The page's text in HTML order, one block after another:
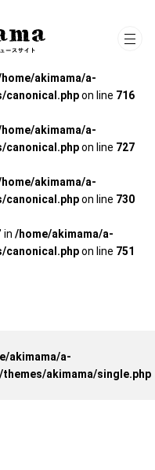
751
akimama/a-
canonical.phpon line 716
akimama/a-
canonical.phpon line 727
akimama/a-
canonical.phpon line 730
in /home/akimama/a-
canonical.phpon line 751
akimama/a-
akimama/single.php